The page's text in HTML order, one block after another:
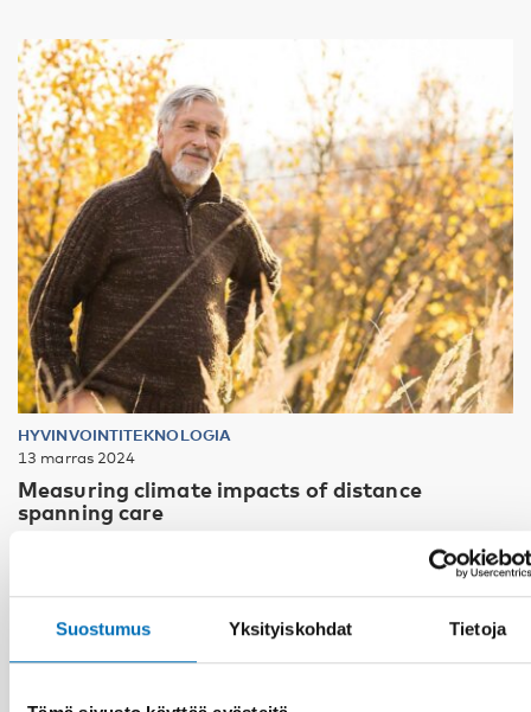
Suostumus Yksityiskohdat Tietoja
HYVINVOINTITEKNOLOGIA
13 marras 2024
Measuring climate impacts of distance
spanning care